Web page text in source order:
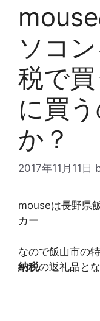
ソコ
税で
に買
か？
2017年11月11日
mouseは長野県
カー
なので飯山市の
納税の返礼品と